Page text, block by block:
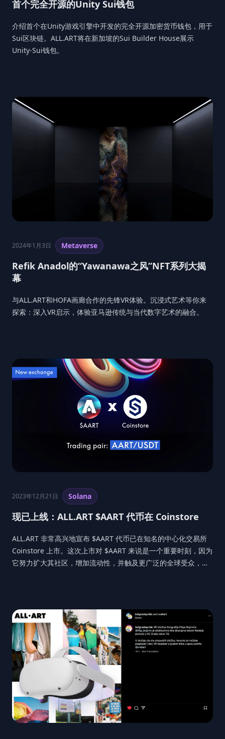
首个完全开源的Unity Sui钱包
介绍首个在Unity游戏引擎中开发的完全开源加密货币钱包，用于
Sui区块链。ALL.ART将在新加坡的Sui Builder House展示
Unity-Sui钱包。
2024年1月3日 Metaverse
Refik Anadol的“Yawanawa之风”NFT系列大揭
幕
与ALL.ART和HOFA画廊合作的先锋VR体验。沉浸式艺术等你来
探索：深入VR启示，体验亚马逊传统与当代数字艺术的融合。
2023年12月21日 Solana
现已上线：ALL.ART $AART 代币在 Coinstore
ALL.ART 非常高兴地宣布 $AART 代币已在知名的中心化交易所
Coinstore 上市。这次上市对 $AART 来说是一个重要时刻，因为
它努力扩大其社区，增加流动性，并触及更广泛的全球受众，特